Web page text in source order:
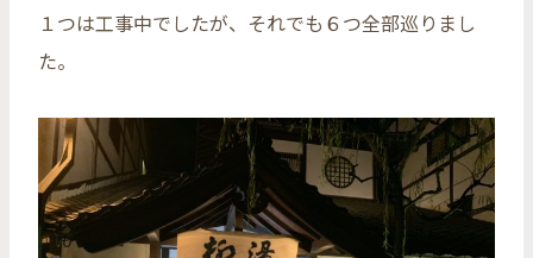
１つは工事中でしたが、それでも６つ全部巡りまし
た。